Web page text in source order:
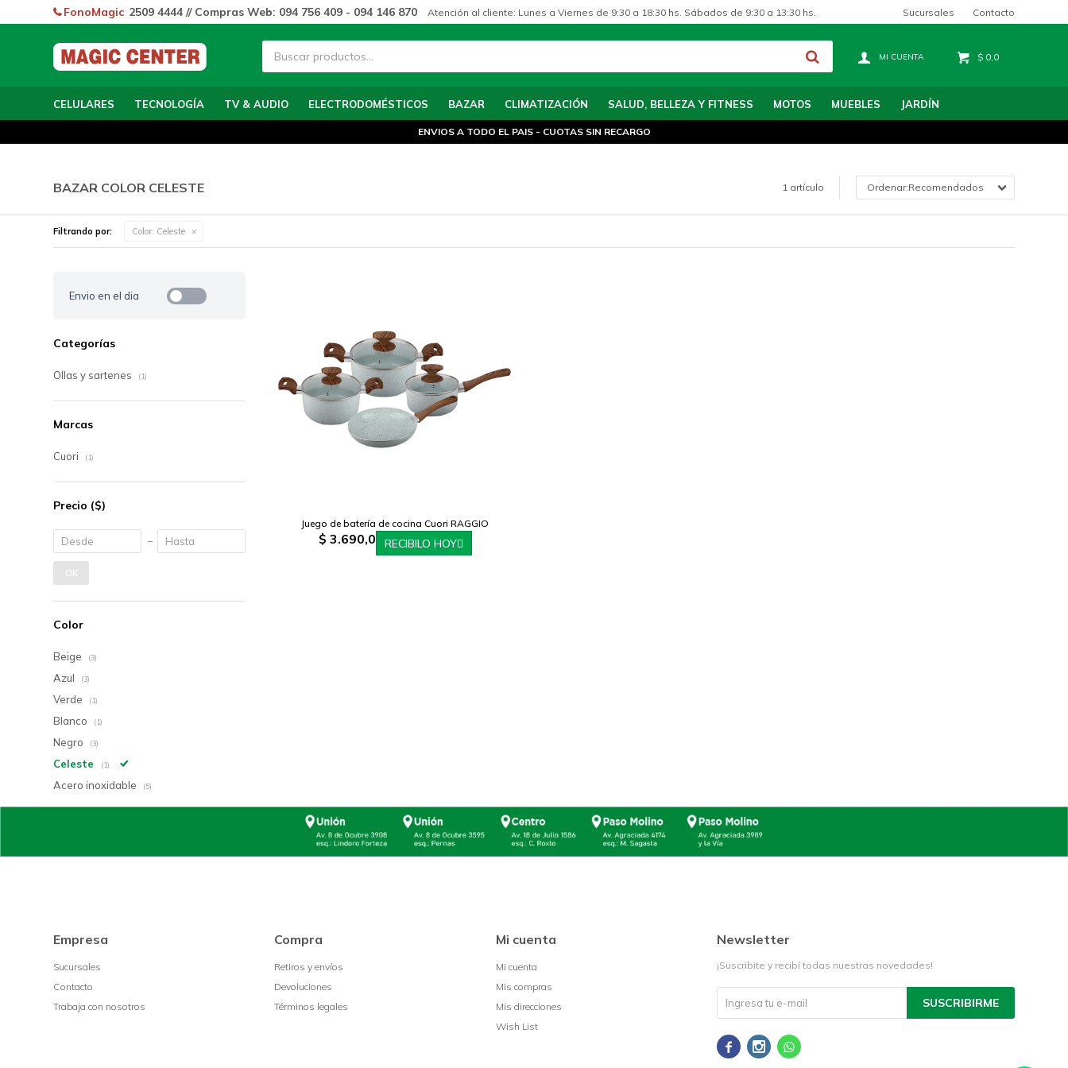
CELULARES TECNOLOGÍA TV & AUDIO ELECTRODOMÉSTICOS BAZAR CLIMATIZACIÓN SALUD, BELLEZA Y FITNESS MOTOS MUEBLES JARDÍN
$ 0,0
FonoMagic 2509 4444 // Compras Web: 094 756 409 - 094 146 870 Atención al cliente: Lunes a Viernes de 9:30 a 18:30 hs. Sábados de 9:30 a 13:30 hs. Sucursales Contacto
ENVIOS A TODO EL PAIS - CUOTAS SIN RECARGO
BAZAR COLOR CELESTE 1 artículo Recomendados
Filtrando por: Color: Celeste
Juego de batería de cocina Cuori RAGGIO
$ 3.690,0 RECIBILO HOY
Envio en el dia
Categorías
Ollas y sartenes (1)
Marcas
Cuori (1)
Precio ($)
OK
Color
Beige (3)
Azul (3)
Verde (1)
Blanco (1)
Negro (3)
Celeste (1)
Acero inoxidable (5)
Empresa
Sucursales
Contacto
Trabaja con nosotros
Compra
Retiros y envíos
Devoluciones
Términos legales
Mi cuenta
Mi cuenta
Mis compras
Mis direcciones
Wish List
Newsletter
¡Suscribite y recibí todas nuestras novedades!
SUSCRIBIRME
  